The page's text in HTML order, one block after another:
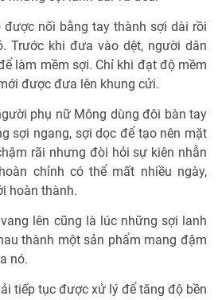
được nối bằng tay thành sợi dài rồi
Trước khi đưa vào dệt, người dân
làm mềm sợi. Chỉ khi đạt độ mềm
được đưa lên khung cửi.
phụ nữ Mông dùng đôi bàn tay
sợi ngang, sợi dọc để tạo nên mặt
rãi nhưng đòi hỏi sự kiên nhẫn
chỉnh có thể mất nhiều ngày,
hoàn thành.
lên cũng là lúc những sợi lanh
thành một sản phẩm mang đậm
nó.
tiếp tục được xử lý để tăng độ bền